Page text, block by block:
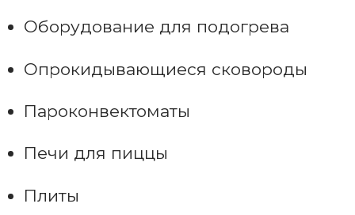
Оборудование для подогрева
Опрокидывающиеся сковороды
Пароконвектоматы
Печи для пиццы
Плиты